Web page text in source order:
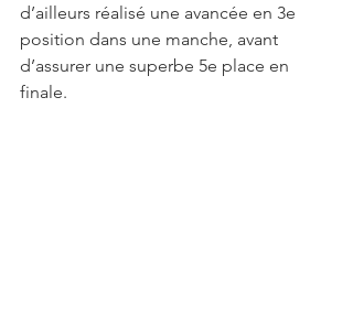
d’ailleurs réalisé une avancée en 3e
position dans une manche, avant
d’assurer une superbe 5e place en
finale.